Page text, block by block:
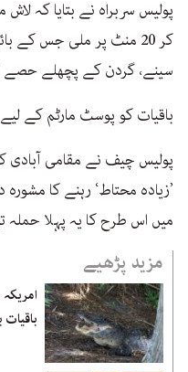
پولیس سربراہ نے بتایا کہ
کر 20 منٹ پر ملی جس کے
سینے، گردن کے پچھلے حصے
باقیات کو پوسٹ مارٹم کے لیے
پولیس چیف نے مقامی آبادی
’زیادہ محتاط‘ رہنے کا مشورہ
میں اس طرح کا یہ پہلا حملہ
مزید پڑھیے
باقیات